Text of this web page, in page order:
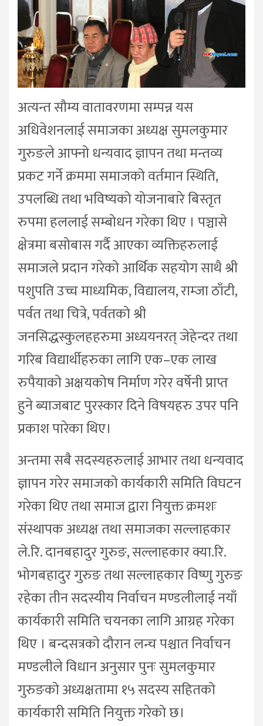
अत्यन्त सौम्य वातावरणमा सम्पन्न यस
अधिवेशनलाई समाजका अध्यक्ष सुमलकुमार
गुरुङले आफ्नो धन्यवाद ज्ञापन तथा मन्तव्य
प्रकट गर्ने क्रममा समाजको वर्तमान स्थिति,
उपलब्धि तथा भविष्यको योजनाबारे बिस्तृत
रुपमा हललाई सम्बोधन गरेका थिए । पञ्चासे
क्षेत्रमा बसोबास गर्दै आएका व्यक्तिहरुलाई
समाजले प्रदान गरेको आर्थिक सहयोग साथै श्री
पशुपति उच्च माध्यमिक, विद्यालय, राम्जा ठाँटी,
पर्वत तथा चित्रे, पर्वतको श्री
जनसिद्धस्कुलहहरुमा अध्ययनरत् जेहेन्दर तथा
गरिब विद्यार्थीहरुका लागि एक–एक लाख
रुपैयाको अक्षयकोष निर्माण गरेर वर्षेनी प्राप्त
हुने ब्याजबाट पुरस्कार दिने विषयहरु उपर पनि
प्रकाश पारेका थिए।
अन्तमा सबै सदस्यहरुलाई आभार तथा धन्यवाद
ज्ञापन गरेर समाजको कार्यकारी समिति विघटन
गरेका थिए तथा समाज द्वारा नियुक्त क्रमशः
संस्थापक अध्यक्ष तथा समाजका सल्लाहकार
ले.रि. दानबहादुर गुरुङ, सल्लाहकार क्या.रि.
भोगबहादुर गुरुङ तथा सल्लाहकार विष्णु गुरुङ
रहेका तीन सदस्यीय निर्वाचन मण्डलीलाई नयाँ
कार्यकारी समिति चयनका लागि आग्रह गरेका
थिए । बन्दसत्रको दौरान लन्च पश्चात निर्वाचन
मण्डलीले विधान अनुसार पुनः सुमलकुमार
गुरुङको अध्यक्षतामा १५ सदस्य सहितको
कार्यकारी समिति नियुक्त गरेको छ।